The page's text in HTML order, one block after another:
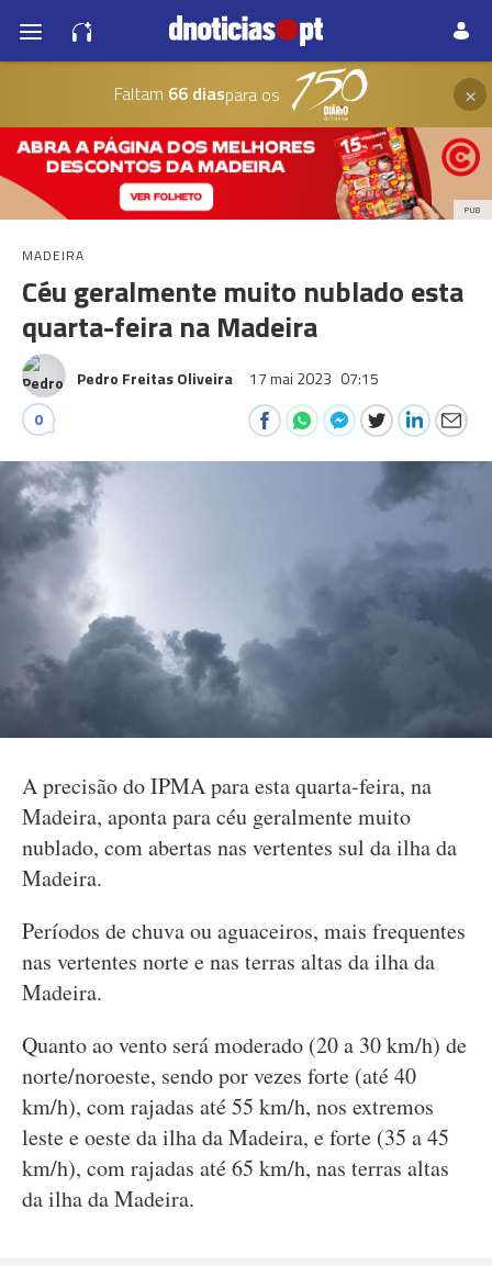
Faltam 66 diaspara os ×
PUB
MADEIRA
Céu geralmente muito nublado esta
quarta-feira na Madeira
Pedro Freitas Oliveira 17 mai 2023 07:15
0
A precisão do IPMA para esta quarta-feira, na
Madeira, aponta para céu geralmente muito
nublado, com abertas nas vertentes sul da ilha da
Madeira.
Períodos de chuva ou aguaceiros, mais frequentes
nas vertentes norte e nas terras altas da ilha da
Madeira.
Quanto ao vento será moderado (20 a 30 km/h) de
norte/noroeste, sendo por vezes forte (até 40
km/h), com rajadas até 55 km/h, nos extremos
leste e oeste da ilha da Madeira, e forte (35 a 45
km/h), com rajadas até 65 km/h, nas terras altas
da ilha da Madeira.